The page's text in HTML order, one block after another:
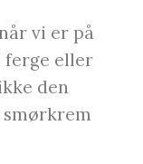
vi er på
ferge eller
den